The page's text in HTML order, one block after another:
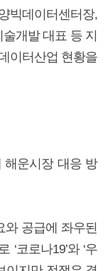
빅데이터센터장,
개발 대표 등 지
이터산업 현황을
해운시장 대응 방
와 공급에 좌우된
코로나19’와 ‘우